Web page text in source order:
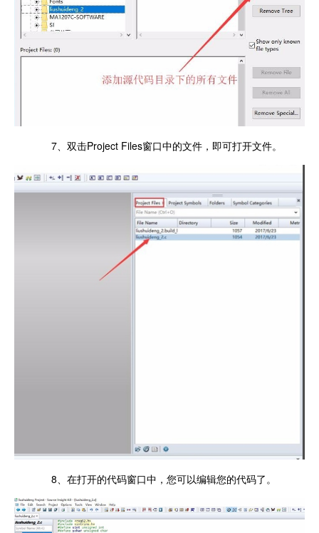
7、双击Project Files窗口中的文件，即可打开文件。
8、在打开的代码窗口中，您可以编辑您的代码了。